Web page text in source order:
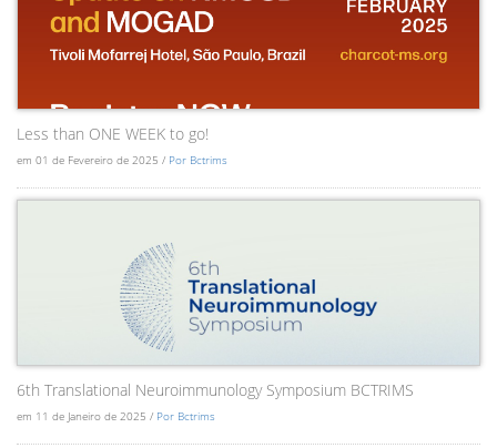
Less than ONE WEEK to go!
em 01 de Fevereiro de 2025 / Por Bctrims
6th Translational Neuroimmunology Symposium BCTRIMS
em 11 de Janeiro de 2025 / Por Bctrims